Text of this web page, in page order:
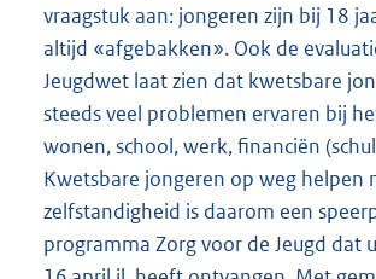
vraagstuk aan: jongeren zijn bij 18
altijd «afgebakken». Ook de
Jeugdwet laat zien dat kwetsbare
steeds veel problemen ervaren bij
wonen, school, werk, financiën
Kwetsbare jongeren op weg helpen
zelfstandigheid is daarom een
programma Zorg voor de Jeugd dat